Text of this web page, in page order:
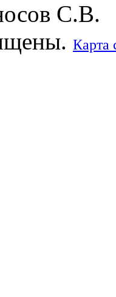
С.В.
Карта